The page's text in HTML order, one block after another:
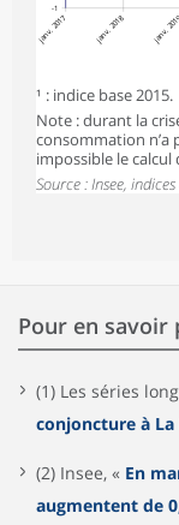
-1
janv. 2017 janv. 2018 janv.
¹ : indice base 2015.
Note : durant la
consommation
impossible le
Source : Insee,
Pour en savoir
(1) Les séries
conjoncture à La
(2) Insee, « En
augmentent de